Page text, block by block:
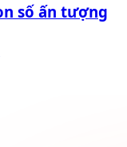
số ấn tượng